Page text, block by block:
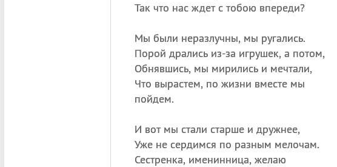
Так что нас ждет с тобою впереди?
Мы были неразлучны, мы ругались.
Порой дрались из-за игрушек, а потом,
Обнявшись, мы мирились и мечтали,
Что вырастем, по жизни вместе мы
пойдем.
И вот мы стали старше и дружнее,
Уже не сердимся по разным мелочам.
Сестренка, именинница, желаю